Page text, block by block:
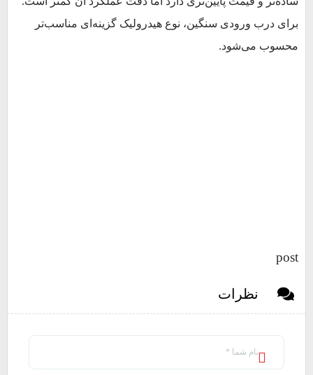
برای درب ورودی سنگین، نوع هیدرولیک گزینه‌ای مناسب‌تر
محسوب می‌شود.
post
نظرات